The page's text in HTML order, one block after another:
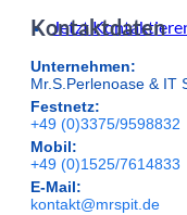
Jetzt
Kontaktdaten
Unternehmen:
Mr.S.Perlenoase & IT
Festnetz:
+49 (0)3375/9598832
Mobil:
+49 (0)1525/7614833
E-Mail:
kontakt@mrspit.de